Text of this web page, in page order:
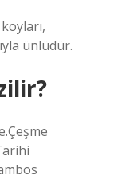
ünlüdür.